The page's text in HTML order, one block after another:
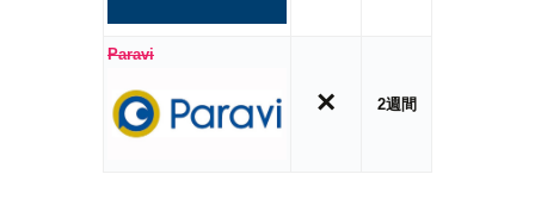
Paravi
× 2週間